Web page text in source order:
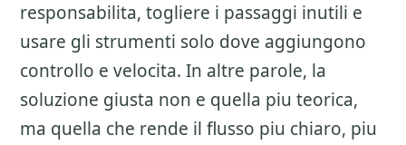
responsabilita, togliere i passaggi inutili e
usare gli strumenti solo dove aggiungono
controllo e velocita. In altre parole, la
soluzione giusta non e quella piu teorica,
ma quella che rende il flusso piu chiaro, piu